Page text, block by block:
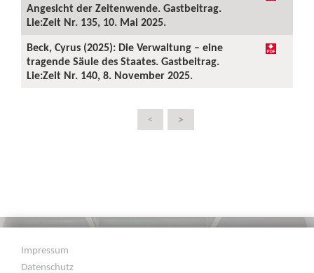
Angesicht der Zeitenwende. Gastbeitrag.
Lie:Zeit Nr. 135, 10. Mai 2025.
Beck, Cyrus (2025): Die Verwaltung – eine
tragende Säule des Staates. Gastbeitrag.
Lie:Zeit Nr. 140, 8. November 2025.
< >
Impressum
Datenschutz